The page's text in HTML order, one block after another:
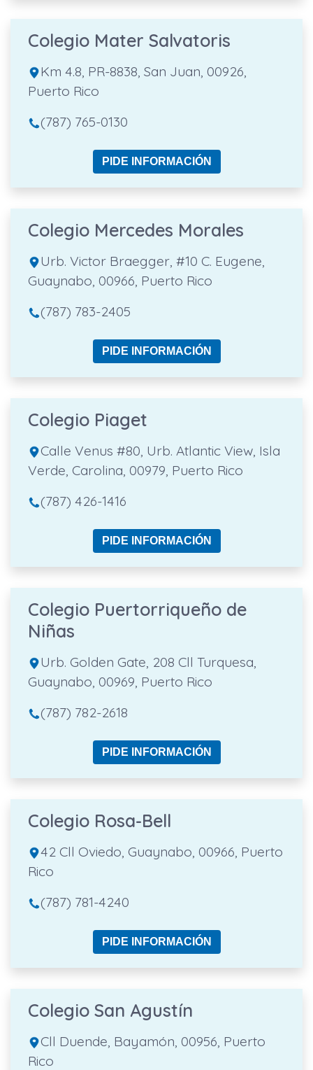
Colegio Mater Salvatoris
Km 4.8, PR-8838, San Juan, 00926,
Puerto Rico
(787) 765-0130
PIDE INFORMACIÓN
Colegio Mercedes Morales
Urb. Victor Braegger, #10 C. Eugene,
Guaynabo, 00966, Puerto Rico
(787) 783-2405
PIDE INFORMACIÓN
Colegio Piaget
Calle Venus #80, Urb. Atlantic View, Isla
Verde, Carolina, 00979, Puerto Rico
(787) 426-1416
PIDE INFORMACIÓN
Colegio Puertorriqueño de
Niñas
Urb. Golden Gate, 208 Cll Turquesa,
Guaynabo, 00969, Puerto Rico
(787) 782-2618
PIDE INFORMACIÓN
Colegio Rosa-Bell
42 Cll Oviedo, Guaynabo, 00966, Puerto
Rico
(787) 781-4240
PIDE INFORMACIÓN
Colegio San Agustín
Cll Duende, Bayamón, 00956, Puerto
Rico